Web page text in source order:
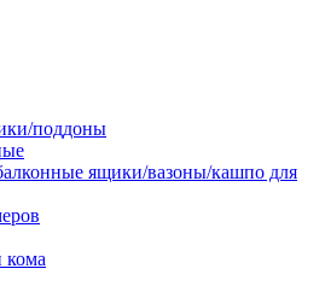
поддоны
ящики/вазоны/кашпо для
кома